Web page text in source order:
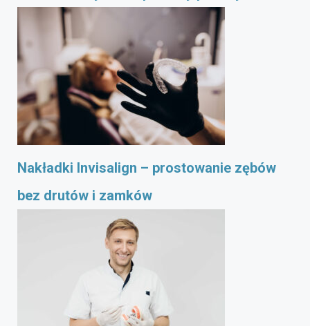
Nakładki Invisalign – prostowanie zębów
bez drutów i zamków